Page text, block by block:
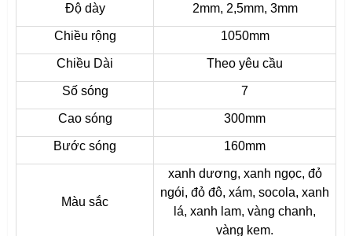
Độ dày 2mm, 2,5mm, 3mm
Chiều rộng 1050mm
Chiều Dài Theo yêu cầu
Số sóng 7
Cao sóng 300mm
Bước sóng 160mm
Màu sắc
xanh dương, xanh ngọc, đỏ
ngói, đỏ đô, xám, socola, xanh
lá, xanh lam, vàng chanh,
vàng kem.